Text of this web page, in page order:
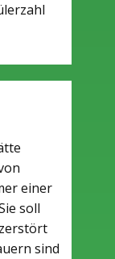
einer
soll
sind